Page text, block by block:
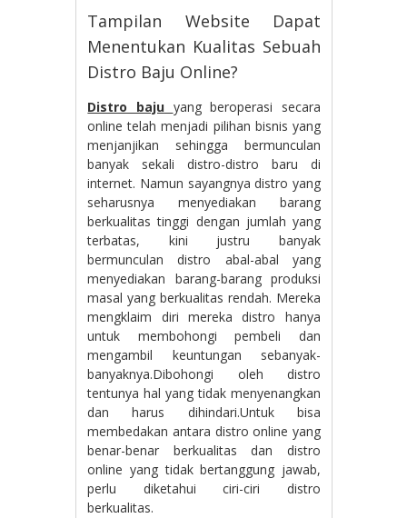
Tampilan Website Dapat
Menentukan Kualitas Sebuah
Distro Baju Online?
Distro baju yang beroperasi secara
online telah menjadi pilihan bisnis yang
menjanjikan sehingga bermunculan
banyak sekali distro-distro baru di
internet. Namun sayangnya distro yang
seharusnya menyediakan barang
berkualitas tinggi dengan jumlah yang
terbatas, kini justru banyak
bermunculan distro abal-abal yang
menyediakan barang-barang produksi
masal yang berkualitas rendah. Mereka
mengklaim diri mereka distro hanya
untuk membohongi pembeli dan
mengambil keuntungan sebanyak-
banyaknya.Dibohongi oleh distro
tentunya hal yang tidak menyenangkan
dan harus dihindari.Untuk bisa
membedakan antara distro online yang
benar-benar berkualitas dan distro
online yang tidak bertanggung jawab,
perlu diketahui ciri-ciri distro
berkualitas.